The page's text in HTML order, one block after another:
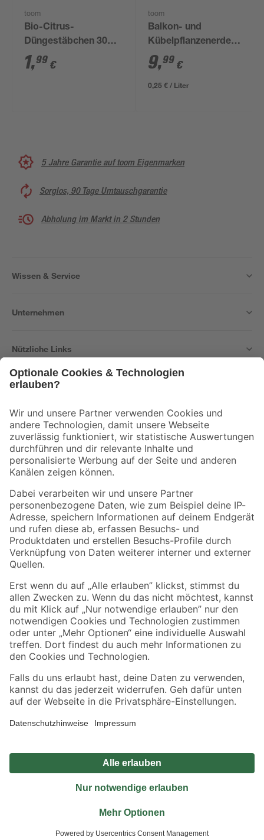
toom
Bio-Citrus-
Düngestäbchen 30
Stück
1,99 €
toom
Balkon- und
Kübelpflanzenerde
torffrei 40 l
9,99 €
0,25 € / Liter
5 Jahre Garantie auf toom Eigenmarken
Sorglos, 90 Tage Umtauschgarantie
Abholung im Markt in 2 Stunden
Wissen & Service
Unternehmen
Nützliche Links
Der toom Newsletter: Keine Angebote und Aktionen mehr verpassen!
Zur Newsletter Anmeldung
Folge uns
Zahlungsarten Versandarten
Sicher einkaufen
Jetzt die toom-App herunterladen
Alle Preisangaben in EUR inkl. gesetzl. MwSt.. Die dargestellten Angebote sind unter
Umständen nicht in allen Märkten verfügbar. Die angegebenen Verfügbarkeiten beziehen
Produkte nur solange der Vorrat reicht.
*Paketversand ab 59 € versandkostenfrei, gilt nicht für Artikel mit Speditionsversand, hier
Privatsphäre Impressum
Nutzungsbedingungen
Widerrufsrecht
Vertrag widerrufen
© 2026 toom Baumarkt GmbH